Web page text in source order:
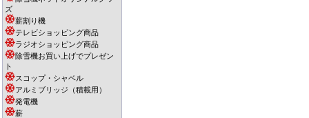
ズ
薪割り機
テレビショッピング商品
ラジオショッピング商品
除雪機お買い上げでプレゼン
ト
スコップ・シャベル
アルミブリッジ（積載用）
発電機
薪